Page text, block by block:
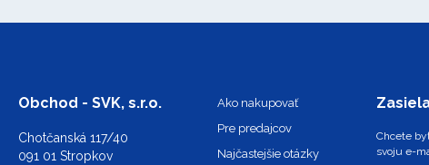
Obchod - SVK, s.r.o.
Chotčanská 117/40
091 01 Stropkov
Ako nakupovať
Pre predajcov
Najčastejšie otázky
Chcete
svoju e-